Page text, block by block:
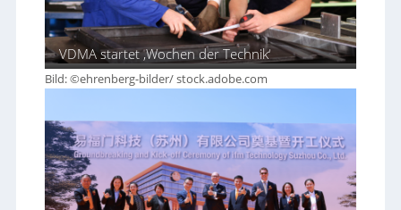
VDMA startet ‚Wochen der Technik‘
Bild: ©ehrenberg-bilder/ stock.adobe.com